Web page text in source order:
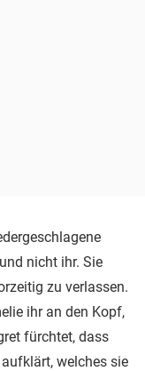
nicht ihr. Sie
zu verlassen.
ihr an den Kopf,
fürchtet, dass
welches sie